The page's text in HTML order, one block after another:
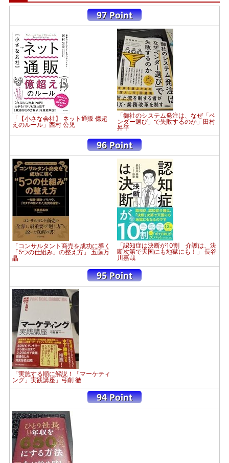
「【小さな会社】 ネット通販 億超
えのルール」西村 公児
「御社のシステム発注は、なぜ「ベ
ンダー選び」で失敗するのか」田村
昇平
「コンサルタント商売を成功に導く
「5つの仕組み」の整え方」 五藤万
晶
「認知症は決断が10割 介護は、決
断次第で天国にも地獄にも！」 長谷
川嘉哉
「実施する順に解説！「マーケティ
ング」実践講座」弓削 徹